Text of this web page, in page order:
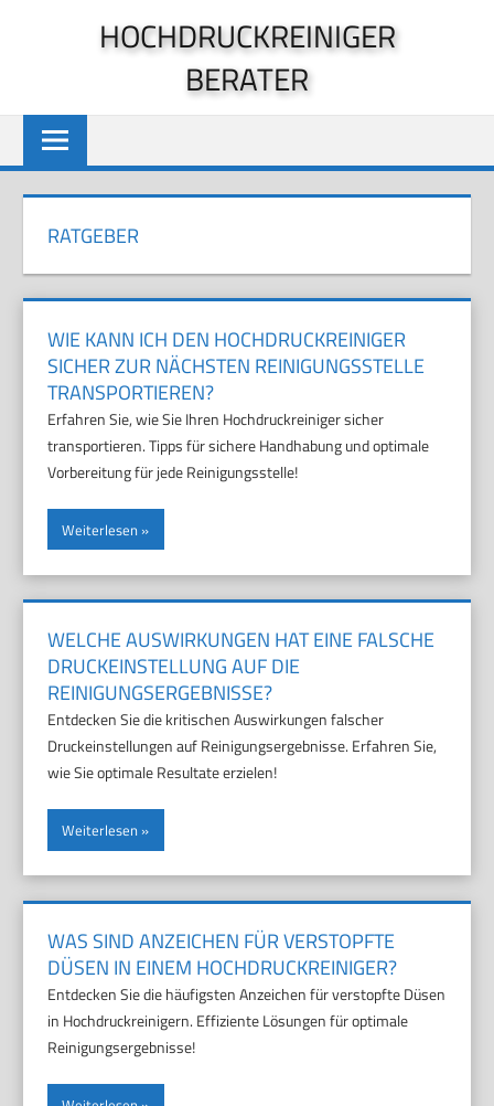
HOCHDRUCKREINIGER
BERATER
RATGEBER
WIE KANN ICH DEN HOCHDRUCKREINIGER
SICHER ZUR NÄCHSTEN REINIGUNGSSTELLE
TRANSPORTIEREN?
Erfahren Sie, wie Sie Ihren Hochdruckreiniger sicher
transportieren. Tipps für sichere Handhabung und optimale
Vorbereitung für jede Reinigungsstelle!
Weiterlesen
WELCHE AUSWIRKUNGEN HAT EINE FALSCHE
DRUCKEINSTELLUNG AUF DIE
REINIGUNGSERGEBNISSE?
Entdecken Sie die kritischen Auswirkungen falscher
Druckeinstellungen auf Reinigungsergebnisse. Erfahren Sie,
wie Sie optimale Resultate erzielen!
Weiterlesen
WAS SIND ANZEICHEN FÜR VERSTOPFTE
DÜSEN IN EINEM HOCHDRUCKREINIGER?
Entdecken Sie die häufigsten Anzeichen für verstopfte Düsen
in Hochdruckreinigern. Effiziente Lösungen für optimale
Reinigungsergebnisse!